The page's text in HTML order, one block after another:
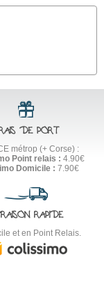
DE PORT
métrop (+ Corse) :
Point relais : 4.90€
Domicile : 7.90€
RAPIDE
et en Point Relais.